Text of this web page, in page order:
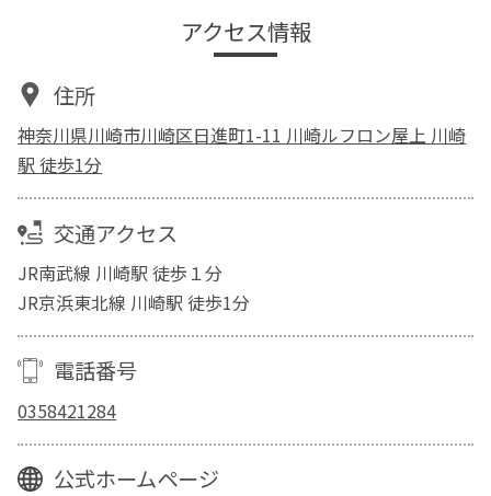
アクセス情報
住所
神奈川県川崎市川崎区日進町1-11 川崎ルフロン屋上 川崎
駅 徒歩1分
交通アクセス
JR南武線 川崎駅 徒歩１分
JR京浜東北線 川崎駅 徒歩1分
電話番号
0358421284
公式ホームページ